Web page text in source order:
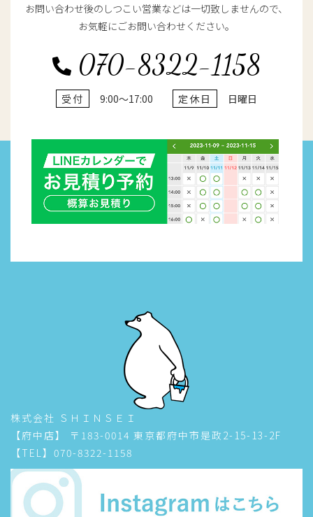
お問い合わせ後のしつこい営業などは一切致しませんので、
お気軽にごお問い合わせください。
070-8322-1158
受付 9:00～17:00 定休日 日曜日
株式会社 ＳＨＩＮＳＥＩ
【府中店】 〒183-0014 東京都府中市是政2-15-13-2F
【TEL】070-8322-1158